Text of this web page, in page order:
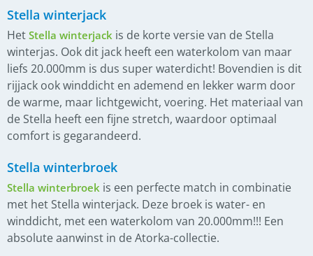
Stella winterjack
Het Stella winterjack is de korte versie van de Stella
winterjas. Ook dit jack heeft een waterkolom van maar
liefs 20.000mm is dus super waterdicht! Bovendien is dit
rijjack ook winddicht en ademend en lekker warm door
de warme, maar lichtgewicht, voering. Het materiaal van
de Stella heeft een fijne stretch, waardoor optimaal
comfort is gegarandeerd.
Stella winterbroek
Stella winterbroek is een perfecte match in combinatie
met het Stella winterjack. Deze broek is water- en
winddicht, met een waterkolom van 20.000mm!!! Een
absolute aanwinst in de Atorka-collectie.